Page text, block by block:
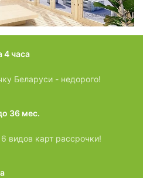
4 часа
Беларуси - недорого!
36 мес.
видов карт рассрочки!